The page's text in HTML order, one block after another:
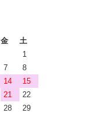
金
土
1
7
8
14
15
21
22
28
29